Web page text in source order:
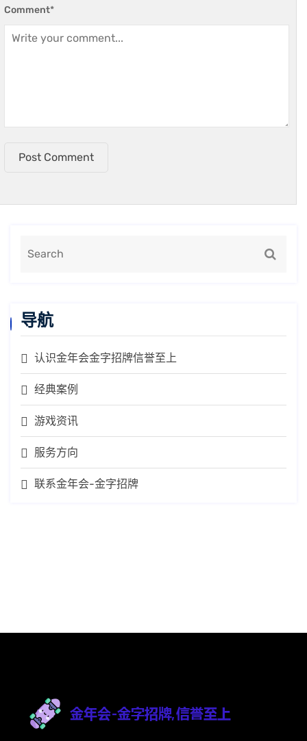
Comment*
Post Comment
导航
认识金年会金字招牌信誉至上
经典案例
游戏资讯
服务方向
联系金年会-金字招牌